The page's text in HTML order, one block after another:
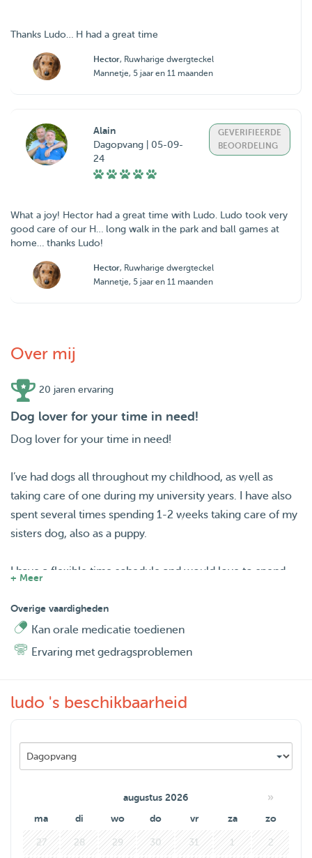
Thanks Ludo… H had a great time
Hector, Ruwharige dwergteckel
Mannetje, 5 jaar en 11 maanden
Alain
Dagopvang | 05-09-
24
GEVERIFIEERDE
BEOORDELING
What a joy! Hector had a great time with Ludo. Ludo took very
good care of our H… long walk in the park and ball games at
home… thanks Ludo!
Hector, Ruwharige dwergteckel
Mannetje, 5 jaar en 11 maanden
Over mij
20 jaren ervaring
Dog lover for your time in need!
Dog lover for your time in need!
I’ve had dogs all throughout my childhood, as well as
taking care of one during my university years. I have also
spent several times spending 1-2 weeks taking care of my
sisters dog, also as a puppy.
I have a flexible time schedule and would love to spend
walk or for longer periods. I only accept one dog at a
time, so yours will get all the love!
dunes. Plenty of space for your pup!
+ Meer
Overige vaardigheden
Kan orale medicatie toedienen
Ervaring met gedragsproblemen
ludo 's beschikbaarheid
augustus 2026 »
ma di wo do vr za zo
27 28 29 30 31 1 2